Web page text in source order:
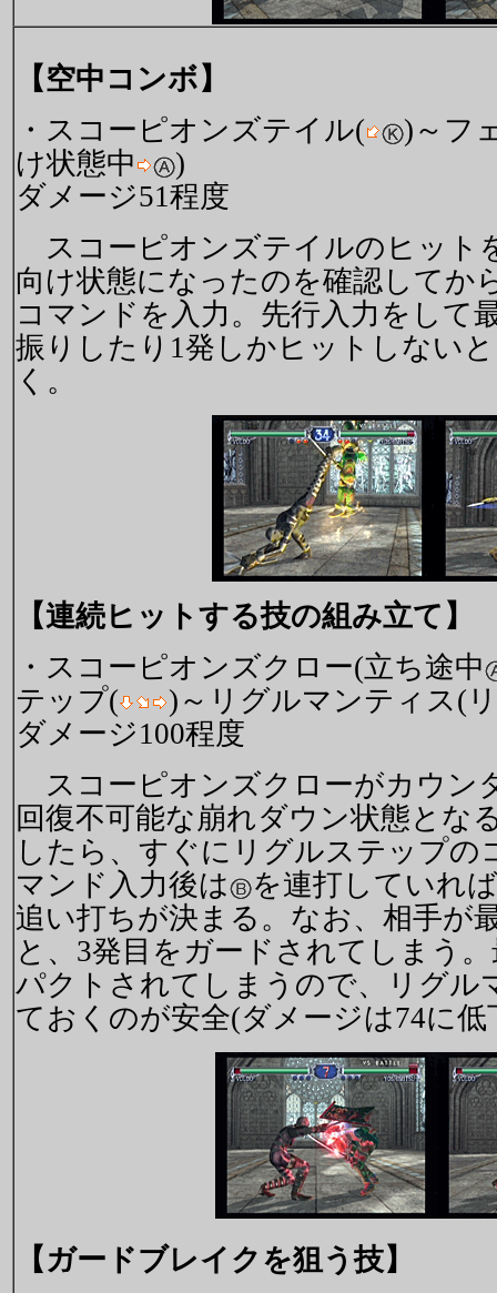
【空中コンボ】
・スコーピオンズテイル(
)～フ
け状態中
)
ダメージ51程度
スコーピオンズテイルのヒット
向け状態になったのを確認してか
コマンドを入力。先行入力をして
振りしたり1発しかヒットしない
く。
【連続ヒットする技の組み立て】
・スコーピオンズクロー(立ち途中
テップ(
)～リグルマンティス(
ダメージ100程度
スコーピオンズクローがカウン
回復不可能な崩れダウン状態とな
したら、すぐにリグルステップの
マンド入力後は
を連打していれ
追い打ちが決まる。なお、相手が
と、3発目をガードされてしまう
パクトされてしまうので、リグル
ておくのが安全(ダメージは74に低
【ガードブレイクを狙う技】